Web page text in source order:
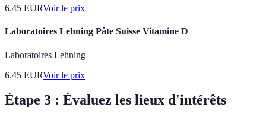
6.45 EURVoir le prix
Laboratoires Lehning Pâte Suisse Vitamine D
Laboratoires Lehning
6.45 EURVoir le prix
Étape 3 : Évaluez les lieux d'intérêts